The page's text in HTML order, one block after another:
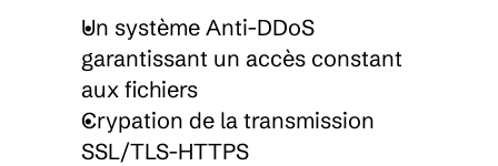
Un système Anti-DDoS
garantissant un accès constant
aux fichiers
Crypation de la transmission
SSL/TLS-HTTPS